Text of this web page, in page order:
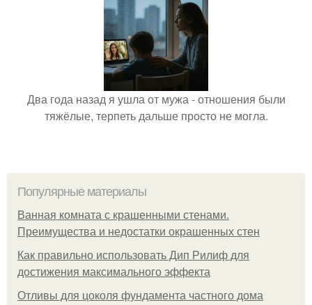
Два года назад я ушла от мужа - отношения были
тяжёлые, терпеть дальше просто не могла.
Популярные материалы
Ванная комната с крашенными стенами.
Преимущества и недостатки окрашенных стен
Как правильно использовать Дип Рилиф для
достижения максимального эффекта
Отливы для цоколя фундамента частного дома